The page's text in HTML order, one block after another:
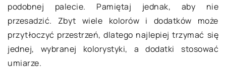
podobnej palecie. Pamiętaj jednak, aby nie
przesadzić. Zbyt wiele kolorów i dodatków może
przytłoczyć przestrzeń, dlatego najlepiej trzymać się
jednej, wybranej kolorystyki, a dodatki stosować
umiarze.